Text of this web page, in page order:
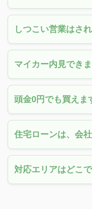
しつこい営業はさ
マイカー内見でき
頭金0円でも買えま
住宅ローンは、会
対応エリアはどこ